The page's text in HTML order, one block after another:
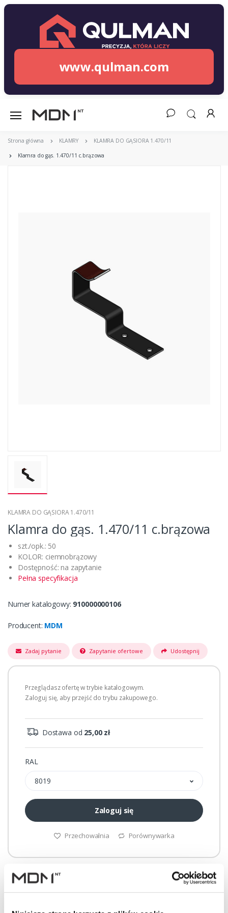
www.qulman.com
Strona główna KLAMRY KLAMRA DO GĄSIORA 1.470/11
Klamra do gąs. 1.470/11 c.brązowa
KLAMRA DO GĄSIORA 1.470/11
Klamra do gąs. 1.470/11 c.brązowa
szt./opk.: 50
KOLOR: ciemnobrązowy
Dostępność: na zapytanie
Pełna specyfikacja
Numer katalogowy: 910000000106
Producent: MDM
Zadaj pytanie Zapytanie ofertowe Udostępnij
Przeglądasz ofertę w trybie katalogowym.
Zaloguj się, aby przejść do trybu zakupowego.
Dostawa od 25,00 zł
RAL
8019
Zaloguj się
Przechowalnia Porównywarka